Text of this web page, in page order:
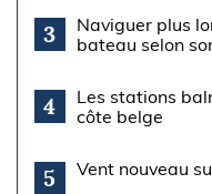
3
Naviguer plus
bateau selon
4
Les stations
côte belge
5 Vent nouveau